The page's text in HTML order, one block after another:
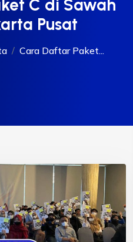
C di Sawah
Pusat
Cara Daftar Paket...